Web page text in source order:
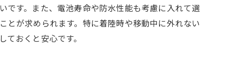
です。また、電池寿命や防水性能も考慮に入れて選
が求められます。特に着陸時や移動中に外れない
おくと安心です。